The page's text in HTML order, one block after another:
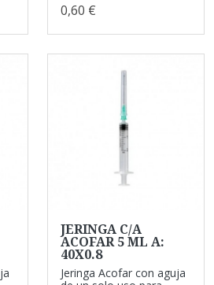
0,60 €
JERINGA C/A
ACOFAR 5 ML A:
40X0.8
Jeringa Acofar con aguja